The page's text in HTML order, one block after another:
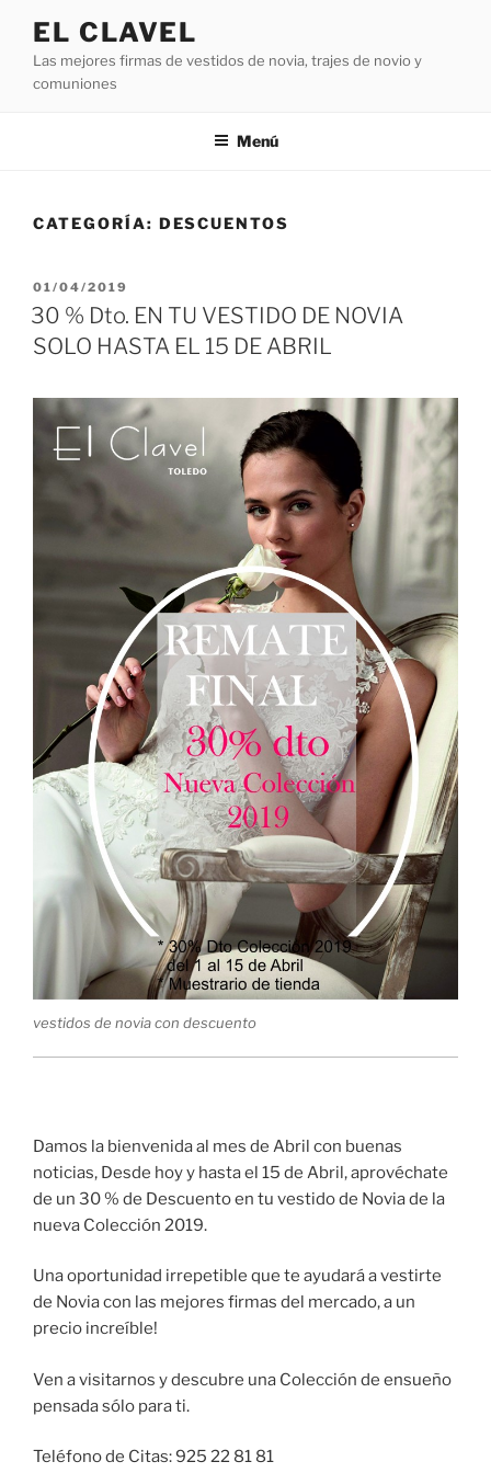
contenido
EL CLAVEL
Las mejores firmas de vestidos de novia, trajes de novio y
comuniones
Menú
CATEGORÍA: DESCUENTOS
PUBLICADO
EL
01/04/2019
30 % Dto. EN TU VESTIDO DE NOVIA
SOLO HASTA EL 15 DE ABRIL
vestidos de novia con descuento
Damos la bienvenida al mes de Abril con buenas
noticias, Desde hoy y hasta el 15 de Abril, aprovéchate
de un 30 % de Descuento en tu vestido de Novia de la
nueva Colección 2019.
Una oportunidad irrepetible que te ayudará a vestirte
de Novia con las mejores firmas del mercado, a un
precio increíble!
Ven a visitarnos y descubre una Colección de ensueño
pensada sólo para ti.
Teléfono de Citas: 925 22 81 81